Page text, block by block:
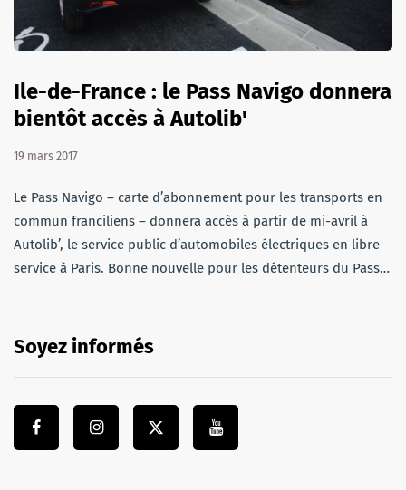
Ile-de-France : le Pass Navigo donnera
bientôt accès à Autolib'
19 mars 2017
Le Pass Navigo – carte d’abonnement pour les transports en
commun franciliens – donnera accès à partir de mi-avril à
Autolib’, le service public d’automobiles électriques en libre
service à Paris. Bonne nouvelle pour les détenteurs du Pass…
Soyez informés